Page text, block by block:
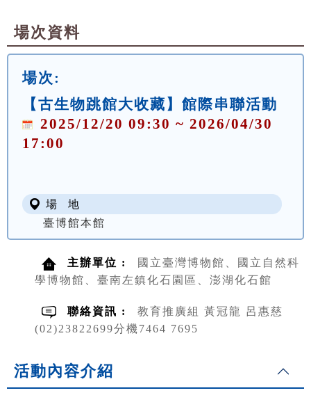
場次資料
場次:
【古生物跳館大收藏】館際串聯活動
2025/12/20 09:30 ~ 2026/04/30
17:00
場 地
臺博館本館
主辦單位 :
國立臺灣博物館、國立自然科
學博物館、臺南左鎮化石園區、澎湖化石館
聯絡資訊 :
教育推廣組 黃冠龍 呂惠慈
(02)23822699分機7464 7695
活動內容介紹